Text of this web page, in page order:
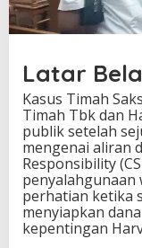
u
S
p
k
a
n
D
a
n
a
C
S
R
Latar
Kasus Timah
Timah Tbk dan
publik setelah
mengenai aliran
Responsibility
penyalahgunaan
perhatian ketika
menyiapkan
kepentingan